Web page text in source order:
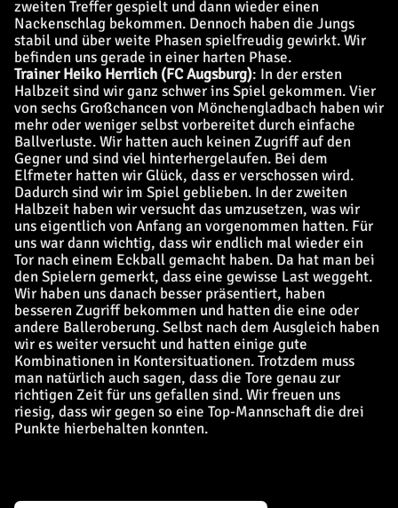
zweiten Treffer gespielt und dann wieder einen
Nackenschlag bekommen. Dennoch haben die Jungs
stabil und über weite Phasen spielfreudig gewirkt. Wir
befinden uns gerade in einer harten Phase.
Trainer Heiko Herrlich (FC Augsburg): In der ersten
Halbzeit sind wir ganz schwer ins Spiel gekommen. Vier
von sechs Großchancen von Mönchengladbach haben wir
mehr oder weniger selbst vorbereitet durch einfache
Ballverluste. Wir hatten auch keinen Zugriff auf den
Gegner und sind viel hinterhergelaufen. Bei dem
Elfmeter hatten wir Glück, dass er verschossen wird.
Dadurch sind wir im Spiel geblieben. In der zweiten
Halbzeit haben wir versucht das umzusetzen, was wir
uns eigentlich von Anfang an vorgenommen hatten. Für
uns war dann wichtig, dass wir endlich mal wieder ein
Tor nach einem Eckball gemacht haben. Da hat man bei
den Spielern gemerkt, dass eine gewisse Last weggeht.
Wir haben uns danach besser präsentiert, haben
besseren Zugriff bekommen und hatten die eine oder
andere Balleroberung. Selbst nach dem Ausgleich haben
wir es weiter versucht und hatten einige gute
Kombinationen in Kontersituationen. Trotzdem muss
man natürlich auch sagen, dass die Tore genau zur
richtigen Zeit für uns gefallen sind. Wir freuen uns
riesig, dass wir gegen so eine Top-Mannschaft die drei
Punkte hierbehalten konnten.